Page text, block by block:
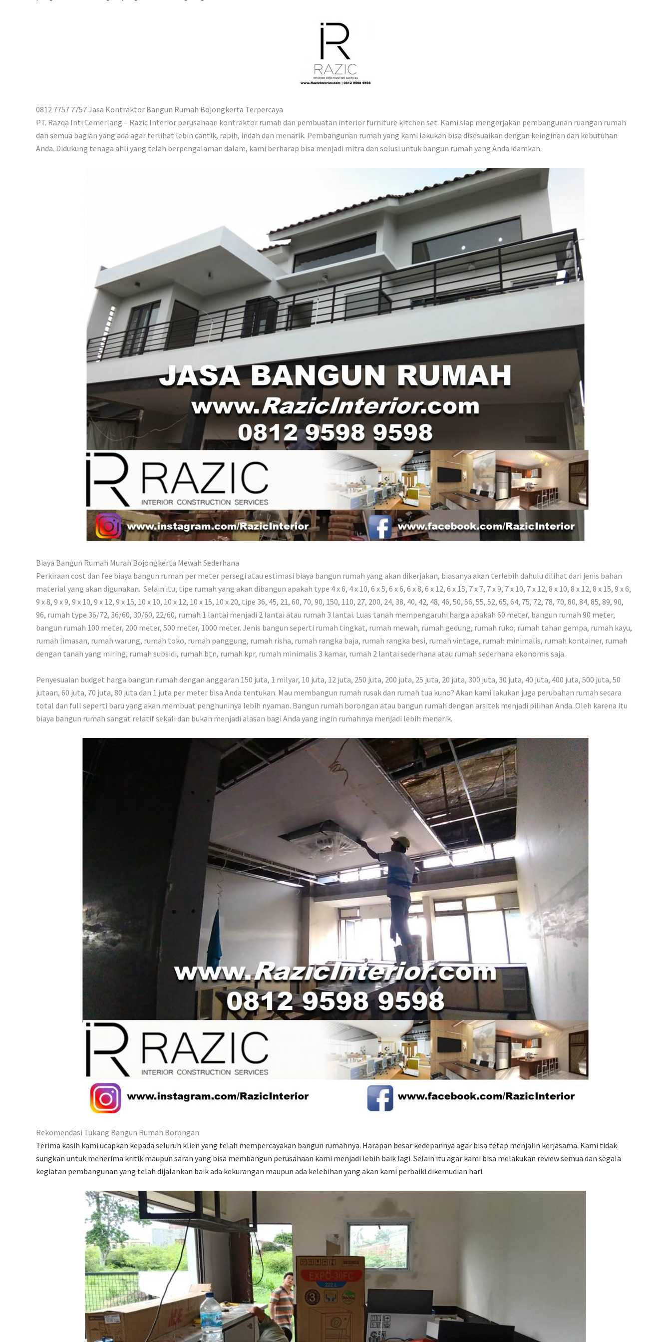
0812 7757 7757 Jasa Kontraktor Bangun Rumah Bojongkerta Terpercaya
PT. Razqa Inti Cemerlang – Razic Interior perusahaan kontraktor rumah dan pembuatan interior furniture kitchen set. Kami siap mengerjakan pembangunan ruangan rumah
dan semua bagian yang ada agar terlihat lebih cantik, rapih, indah dan menarik. Pembangunan rumah yang kami lakukan bisa disesuaikan dengan keinginan dan kebutuhan
Anda. Didukung tenaga ahli yang telah berpengalaman dalam, kami berharap bisa menjadi mitra dan solusi untuk bangun rumah yang Anda idamkan.
Biaya Bangun Rumah Murah Bojongkerta Mewah Sederhana
Perkiraan cost dan fee biaya bangun rumah per meter persegi atau estimasi biaya bangun rumah yang akan dikerjakan, biasanya akan terlebih dahulu dilihat dari jenis bahan
material yang akan digunakan. Selain itu, tipe rumah yang akan dibangun apakah type 4 x 6, 4 x 10, 6 x 5, 6 x 6, 6 x 8, 6 x 12, 6 x 15, 7 x 7, 7 x 9, 7 x 10, 7 x 12, 8 x 10, 8 x 12, 8 x 15, 9 x 6,
9 x 8, 9 x 9, 9 x 10, 9 x 12, 9 x 15, 10 x 10, 10 x 12, 10 x 15, 10 x 20, tipe 36, 45, 21, 60, 70, 90, 150, 110, 27, 200, 24, 38, 40, 42, 48, 46, 50, 56, 55, 52, 65, 64, 75, 72, 78, 70, 80, 84, 85, 89, 90,
96, rumah type 36/72, 36/60, 30/60, 22/60, rumah 1 lantai menjadi 2 lantai atau rumah 3 lantai. Luas tanah mempengaruhi harga apakah 60 meter, bangun rumah 90 meter,
bangun rumah 100 meter, 200 meter, 500 meter, 1000 meter. Jenis bangun seperti rumah tingkat, rumah mewah, rumah gedung, rumah ruko, rumah tahan gempa, rumah kayu,
rumah limasan, rumah warung, rumah toko, rumah panggung, rumah risha, rumah rangka baja, rumah rangka besi, rumah vintage, rumah minimalis, rumah kontainer, rumah
dengan tanah yang miring, rumah subsidi, rumah btn, rumah kpr, rumah minimalis 3 kamar, rumah 2 lantai sederhana atau rumah sederhana ekonomis saja.
Penyesuaian budget harga bangun rumah dengan anggaran 150 juta, 1 milyar, 10 juta, 12 juta, 250 juta, 200 juta, 25 juta, 20 juta, 300 juta, 30 juta, 40 juta, 400 juta, 500 juta, 50
jutaan, 60 juta, 70 juta, 80 juta dan 1 juta per meter bisa Anda tentukan. Mau membangun rumah rusak dan rumah tua kuno? Akan kami lakukan juga perubahan rumah secara
total dan full seperti baru yang akan membuat penghuninya lebih nyaman. Bangun rumah borongan atau bangun rumah dengan arsitek menjadi pilihan Anda. Oleh karena itu
biaya bangun rumah sangat relatif sekali dan bukan menjadi alasan bagi Anda yang ingin rumahnya menjadi lebih menarik.
Rekomendasi Tukang Bangun Rumah Borongan
Terima kasih kami ucapkan kepada seluruh klien yang telah mempercayakan bangun rumahnya. Harapan besar kedepannya agar bisa tetap menjalin kerjasama. Kami tidak
sungkan untuk menerima kritik maupun saran yang bisa membangun perusahaan kami menjadi lebih baik lagi. Selain itu agar kami bisa melakukan review semua dan segala
kegiatan pembangunan yang telah dijalankan baik ada kekurangan maupun ada kelebihan yang akan kami perbaiki dikemudian hari.